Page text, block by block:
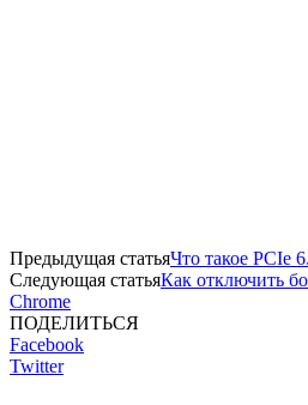
Предыдущая статьяЧто такое PCIe
Следующая статьяКак отключить
Chrome
ПОДЕЛИТЬСЯ
Facebook
Twitter